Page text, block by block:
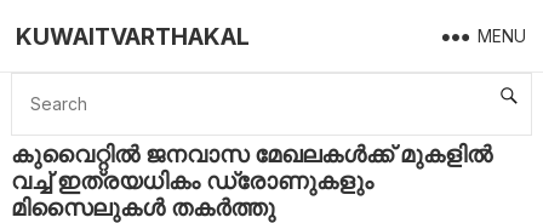
KUWAITVARTHAKAL MENU
Home Kuwait കുവൈറ്റിൽ ജനവാസ മേഖലകൾക്ക് മുകളിൽ വച്ച് ഇത്രയധികം ഡ്രോണുകളും മിസൈലുകൾ തകർത്തു
കുവൈറ്റിൽ ജനവാസ മേഖലകൾക്ക് മുകളിൽ
വച്ച് ഇത്രയധികം ഡ്രോണുകളും
മിസൈലുകൾ തകർത്തു